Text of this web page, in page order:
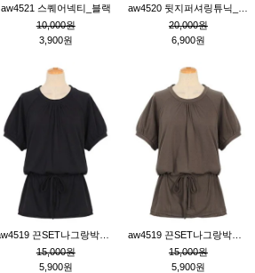
aw4521 스퀘어넥티_블랙
10,000원
3,900원
20,000원
6,900원
15,000원
5,900원
15,000원
5,900원